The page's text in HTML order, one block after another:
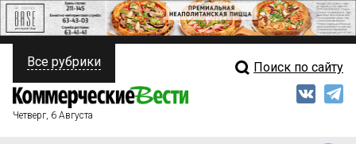
ПОЛИТИКА
ФИНАНСЫ
Свежий выпуск
Все рубрики Поиск по сайту
Четверг, 6 Августа